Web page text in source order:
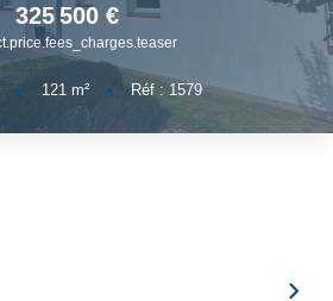
Notre Équipe
Nous Rejoindre
325 500 €
• 121 m² • Réf : 1579